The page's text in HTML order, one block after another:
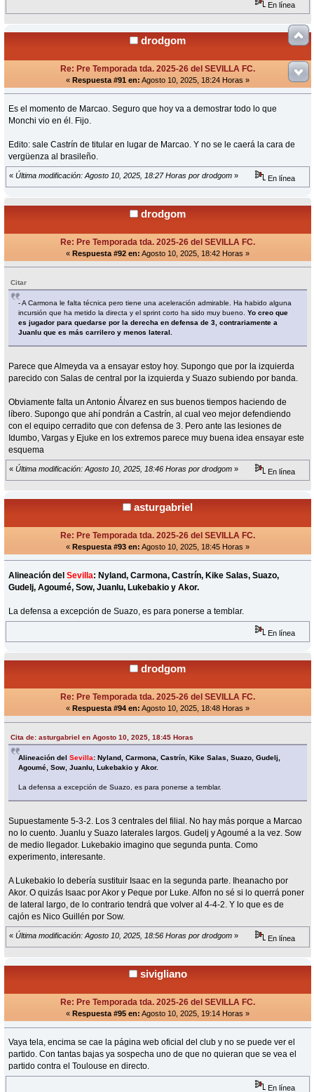
En línea
drodgom
Re: Pre Temporada tda. 2025-26 del SEVILLA FC.
« Respuesta #91 en: Agosto 10, 2025, 18:24 Horas »
Es el momento de Marcao. Seguro que hoy va a demostrar todo lo que
Monchi vio en él. Fijo.
Edito: sale Castrín de titular en lugar de Marcao. Y no se le caerá la cara de
vergüenza al brasileño.
« Última modificación: Agosto 10, 2025, 18:27 Horas por drodgom » En línea
drodgom
Re: Pre Temporada tda. 2025-26 del SEVILLA FC.
« Respuesta #92 en: Agosto 10, 2025, 18:42 Horas »
Citar
- A Carmona le falta técnica pero tiene una aceleración admirable. Ha habido alguna
incursión que ha metido la directa y el sprint corto ha sido muy bueno.Yo creo que
es jugador para quedarse por la derecha en defensa de 3, contrariamente a
Juanlu que es más carrilero y menos lateral.
Parece que Almeyda va a ensayar estoy hoy. Supongo que por la izquierda
parecido con Salas de central por la izquierda y Suazo subiendo por banda.
Obviamente falta un Antonio Álvarez en sus buenos tiempos haciendo de
líbero. Supongo que ahí pondrán a Castrín, al cual veo mejor defendiendo
con el equipo cerradito que con defensa de 3. Pero ante las lesiones de
Idumbo, Vargas y Ejuke en los extremos parece muy buena idea ensayar este
esquema
« Última modificación: Agosto 10, 2025, 18:46 Horas por drodgom » En línea
asturgabriel
Re: Pre Temporada tda. 2025-26 del SEVILLA FC.
« Respuesta #93 en: Agosto 10, 2025, 18:45 Horas »
Alineación delSevilla: Nyland, Carmona, Castrín, Kike Salas, Suazo,
Gudelj, Agoumé, Sow, Juanlu, Lukebakio y Akor.
La defensa a excepción de Suazo, es para ponerse a temblar.
En línea
drodgom
Re: Pre Temporada tda. 2025-26 del SEVILLA FC.
« Respuesta #94 en: Agosto 10, 2025, 18:48 Horas »
Cita de: asturgabriel en Agosto 10, 2025, 18:45 Horas
Alineación delSevilla: Nyland, Carmona, Castrín, Kike Salas, Suazo, Gudelj,
Agoumé, Sow, Juanlu, Lukebakio y Akor.
La defensa a excepción de Suazo, es para ponerse a temblar.
Supuestamente 5-3-2. Los 3 centrales del filial. No hay más porque a Marcao
no lo cuento. Juanlu y Suazo laterales largos. Gudelj y Agoumé a la vez. Sow
de medio llegador. Lukebakio imagino que segunda punta. Como
experimento, interesante.
A Lukebakio lo debería sustituir Isaac en la segunda parte. Iheanacho por
Akor. O quizás Isaac por Akor y Peque por Luke. Alfon no sé si lo querrá poner
de lateral largo, de lo contrario tendrá que volver al 4-4-2. Y lo que es de
cajón es Nico Guillén por Sow.
« Última modificación: Agosto 10, 2025, 18:56 Horas por drodgom » En línea
sivigliano
Re: Pre Temporada tda. 2025-26 del SEVILLA FC.
« Respuesta #95 en: Agosto 10, 2025, 19:14 Horas »
Vaya tela, encima se cae la página web oficial del club y no se puede ver el
partido. Con tantas bajas ya sospecha uno de que no quieran que se vea el
partido contra el Toulouse en directo.
En línea